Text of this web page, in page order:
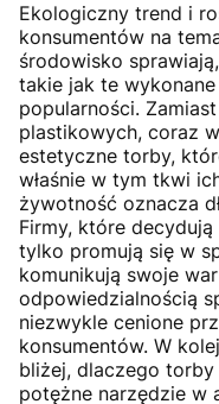
Ekologiczny trend i
konsumentów na
środowisko
takie jak te wykonane
popularności.
plastikowych, coraz
estetyczne torby,
właśnie w tym tkwi
żywotność oznacza
Firmy, które
tylko promują się w
komunikują swoje
odpowiedzialnością
niezwykle cenione
konsumentów. W
bliżej, dlaczego torby
potężne narzędzie w